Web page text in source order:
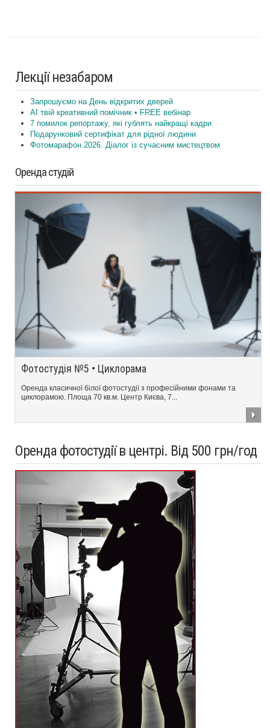
Лекції незабаром
Запрошуємо на День відкритих дверей
AI твій креативний помічник • FREE вебінар
7 помилок репортажу, які гублять найкращі кадри
Подарунковий сертифікат для рідної людини
Фотомарафон 2026. Діалог із сучасним мистецтвом
Оренда студій
Фотостудія №5 • Циклорама
Оренда класичної білої фотостудії з професійними фонами та
циклорамою. Площа 70 кв.м. Центр Києва, 7...
Оренда фотостудії в центрі. Від 500 грн/год